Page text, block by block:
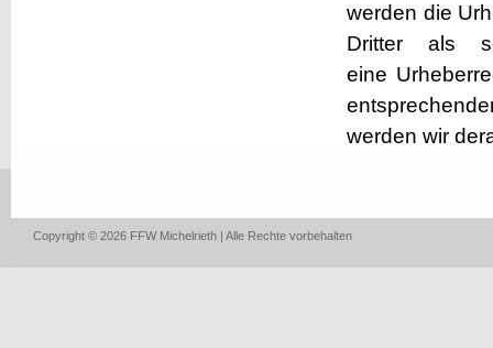
werden die
Dritter als
eine
werden wir
Copyright © 2026 FFW Michelrieth | Alle Rechte vorbehalten